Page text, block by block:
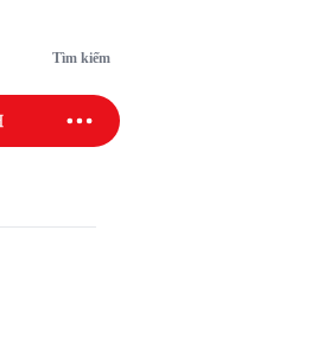
Tìm kiếm
SAO SPORT